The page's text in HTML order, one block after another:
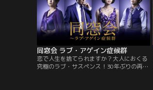
同窓会 ラブ・アゲイン症候群
恋で人生を捨てられますか？大人におくる
究極のラブ・サスペンス！30年ぶりの再会